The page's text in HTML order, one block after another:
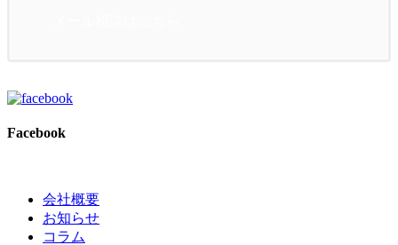
Facebook
会社概要
お知らせ
コラム